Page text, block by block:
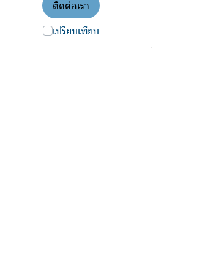
ติดต่อเรา
เปรียบเทียบ